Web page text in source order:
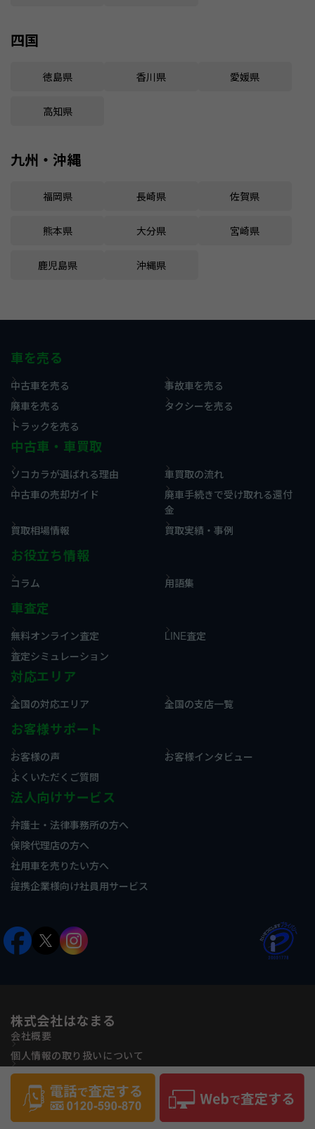
四国
徳島県 香川県 愛媛県
高知県
九州・沖縄
福岡県 長崎県 佐賀県
熊本県 大分県 宮崎県
鹿児島県 沖縄県
車を売る
中古車を売る
事故車を売る
廃車を売る
タクシーを売る
トラックを売る
中古車・車買取
ソコカラが選ばれる理由
車買取の流れ
中古車の売却ガイド
廃車手続きで受け取れる還付
金
買取相場情報
買取実績・事例
お役立ち情報
コラム 用語集
車査定
無料オンライン査定
LINE査定
査定シミュレーション
対応エリア
全国の対応エリア 全国の支店一覧
お客様サポート
お客様の声
お客様インタビュー
よくいただくご質問
法人向けサービス
弁護士・法律事務所の方へ
保険代理店の方へ
社用車を売りたい方へ
提携企業様向け社員用サービス
株式会社はなまる
会社概要
個人情報の取り扱いについて
古物営業法に基づく表記
反社会的勢力に対する基本方針
サイトマップ